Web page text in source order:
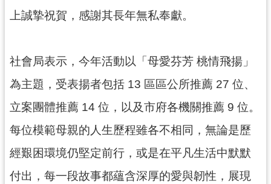
入
口
隱
私
權
政
策
網
站
安
上誠摯祝賀，感謝其長年無私奉獻。
社會局表示，今年活動以「母愛芬芳 桃情飛揚」
為主題，受表揚者包括 13 區區公所推薦 27 位、
立案團體推薦 14 位，以及市府各機關推薦 9 位。
每位模範母親的人生歷程雖各不相同，無論是歷
經艱困環境仍堅定前行，或是在平凡生活中默默
付出，每一段故事都蘊含深厚的愛與韌性，展現